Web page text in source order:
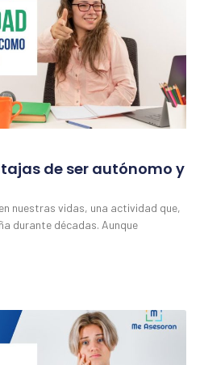
de ser autónomo y
nuestras vidas, una actividad que,
durante décadas. Aunque